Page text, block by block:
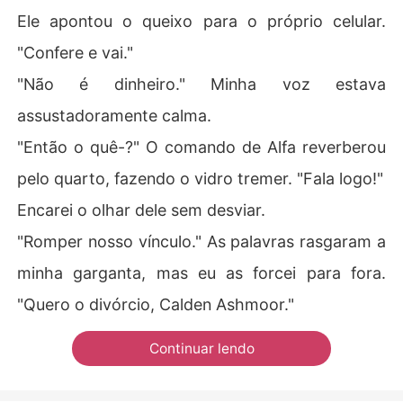
Ele apontou o queixo para o próprio celular.
"Confere e vai."
"Não é dinheiro." Minha voz estava
assustadoramente calma.
"Então o quê-?" O comando de Alfa reverberou
pelo quarto, fazendo o vidro tremer. "Fala logo!"
Encarei o olhar dele sem desviar.
"Romper nosso vínculo." As palavras rasgaram a
minha garganta, mas eu as forcei para fora.
"Quero o divórcio, Calden Ashmoor."
Continuar lendo